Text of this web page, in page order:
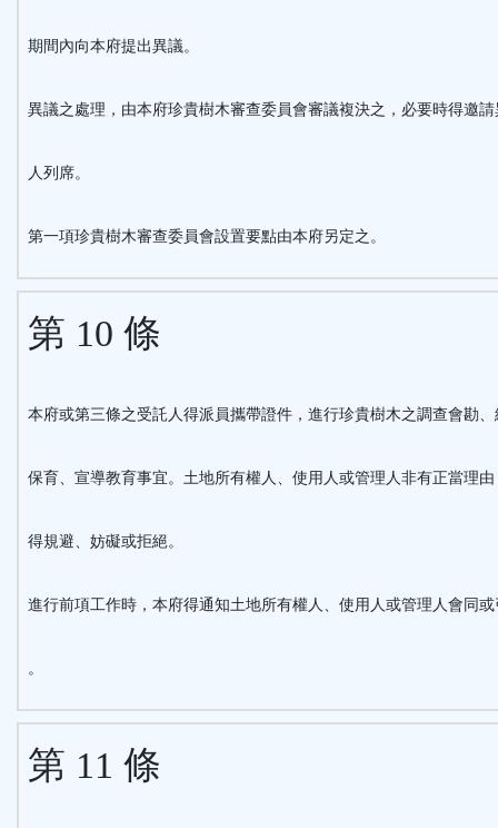
期間內向本府提出異議。
異議之處理，由本府珍貴樹木審查委員會審議複決之，必要時得邀請
人列席。
第一項珍貴樹木審查委員會設置要點由本府另定之。
第 10 條
本府或第三條之受託人得派員攜帶證件，進行珍貴樹木之調查會勘、
保育、宣導教育事宜。土地所有權人、使用人或管理人非有正當理由
得規避、妨礙或拒絕。
進行前項工作時，本府得通知土地所有權人、使用人或管理人會同或
。
第 11 條